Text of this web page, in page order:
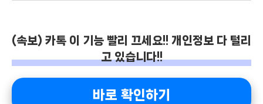
(속보) 카톡 이 기능 빨리 끄세요!! 개인정보 다 털리
고 있습니다!!
바로 확인하기